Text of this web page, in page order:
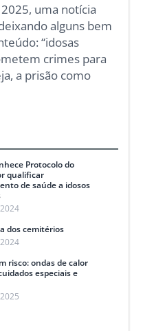
uma notícia
alguns bem
“idosas
crimes para
a prisão como
Protocolo do
qualificar
de saúde a idosos
dos cemitérios
risco: ondas de calor
especiais e